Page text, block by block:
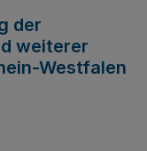
der
weiterer
Westfalen